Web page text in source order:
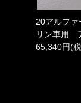
20アルフ
リン車用
65,340円(